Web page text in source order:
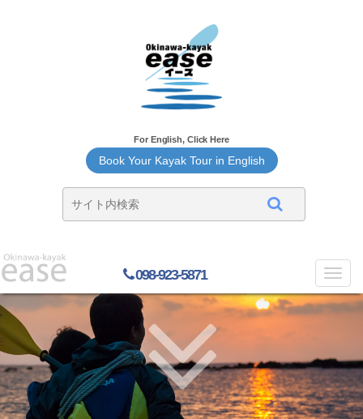
For English, Click Here
Book Your Kayak Tour in English
098-923-5871